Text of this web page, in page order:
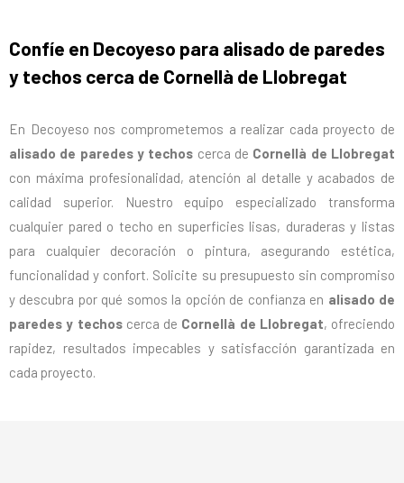
Confíe en Decoyeso para alisado de paredes
y techos cerca de Cornellà de Llobregat
En Decoyeso nos comprometemos a realizar cada proyecto de
alisado de paredes y techos cerca de Cornellà de Llobregat
con máxima profesionalidad, atención al detalle y acabados de
calidad superior. Nuestro equipo especializado transforma
cualquier pared o techo en superficies lisas, duraderas y listas
para cualquier decoración o pintura, asegurando estética,
funcionalidad y confort. Solicite su presupuesto sin compromiso
y descubra por qué somos la opción de confianza en alisado de
paredes y techoscerca de Cornellà de Llobregat, ofreciendo
rapidez, resultados impecables y satisfacción garantizada en
cada proyecto.